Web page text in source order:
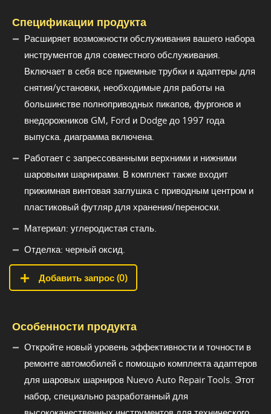
Спецификации продукта
Расширяет возможности обслуживания вашего набора
инструментов для совместного обслуживания.
Включает в себя все приемные трубки и адаптеры для
снятия/установки, необходимые для работы на
большинстве полноприводных пикапов, фургонов и
внедорожников GM, Ford и Dodge до 1997 года
выпуска. диаграмма включена.
Работает с запрессованными верхними и нижними
шаровыми шарнирами. В комплект также входит
прижимная винтовая заглушка с приводным центром и
пластиковый футляр для хранения/переноски.
Материал: углеродистая сталь.
Отделка: черный оксид.
Добавить запрос (0)
Особенности продукта
Откройте новый уровень эффективности и точности в
ремонте автомобилей с помощью комплекта адаптеров
для шаровых шарниров Nuevo Auto Repair Tools. Этот
набор, специально разработанный для